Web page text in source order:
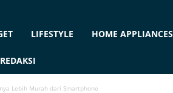
LIFESTYLE HOME APPLIANCES
REDAKSI
Lebih Murah dari Smartphone